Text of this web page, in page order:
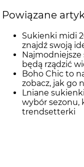
Powiązane
Sukienki midi
znajdź swoją
będą rządzić
Boho Chic to
zobacz, jak go
Lniane
wybór sezonu,
trendsetterki